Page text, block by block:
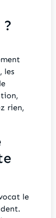
les
rien,
le